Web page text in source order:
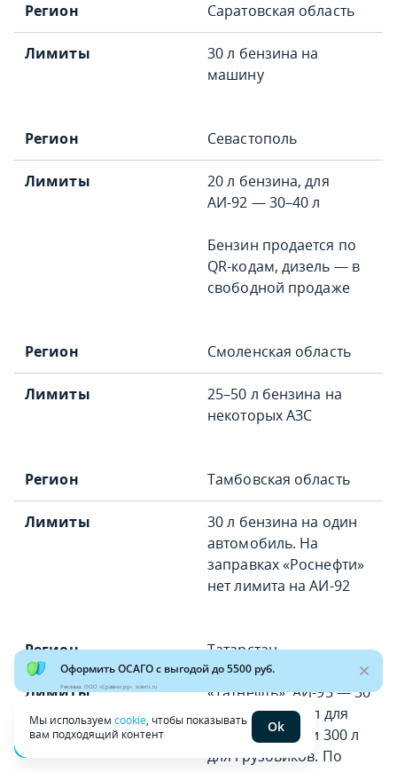
Саратовская область
30 л бензина на
машину
Севастополь
20 л бензина, для
АИ-92 — 30–40 л
Бензин продается по
QR-кодам, дизель — в
свободной продаже
Смоленская область
25–50 л бензина на
некоторых АЗС
Тамбовская область
30 л бензина на один
автомобиль. На
заправках «Роснефти»
нет лимита на АИ-92
Татарстан
«Татнефть»: АИ-95 — 30
л, дизель — 60 л для
легковых авто и 300 л
для грузовиков. По
Реклама. ООО «Сравни.ру». sravni.ru
Мы используем cookie , чтобы показывать
вам подходящий контент
Ok